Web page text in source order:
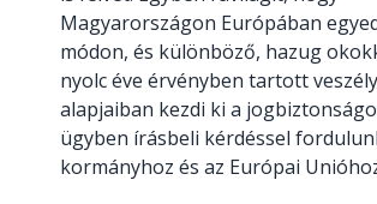
Magyarországon Európában
módon, és különböző, hazug
nyolc éve érvényben tartott
alapjaiban kezdi ki a
ügyben írásbeli kérdéssel
kormányhoz és az Európai